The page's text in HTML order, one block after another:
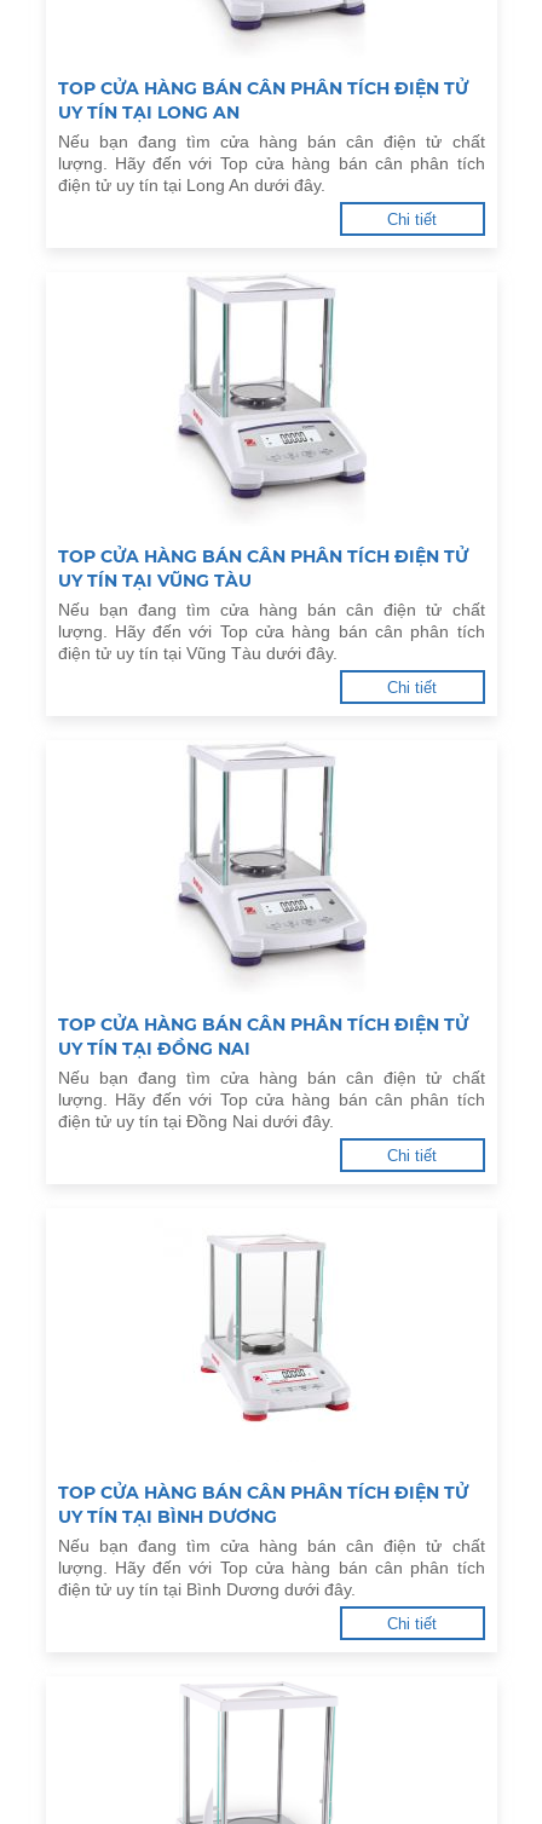
TOP CỬA HÀNG BÁN CÂN PHÂN TÍCH ĐIỆN TỬ
UY TÍN TẠI LONG AN
Nếu bạn đang tìm cửa hàng bán cân điện tử chất
lượng. Hãy đến với Top cửa hàng bán cân phân tích
điện tử uy tín tại Long An dưới đây.
Chi tiết
TOP CỬA HÀNG BÁN CÂN PHÂN TÍCH ĐIỆN TỬ
UY TÍN TẠI VŨNG TÀU
Nếu bạn đang tìm cửa hàng bán cân điện tử chất
lượng. Hãy đến với Top cửa hàng bán cân phân tích
điện tử uy tín tại Vũng Tàu dưới đây.
Chi tiết
TOP CỬA HÀNG BÁN CÂN PHÂN TÍCH ĐIỆN TỬ
UY TÍN TẠI ĐỒNG NAI
Nếu bạn đang tìm cửa hàng bán cân điện tử chất
lượng. Hãy đến với Top cửa hàng bán cân phân tích
điện tử uy tín tại Đồng Nai dưới đây.
Chi tiết
TOP CỬA HÀNG BÁN CÂN PHÂN TÍCH ĐIỆN TỬ
UY TÍN TẠI BÌNH DƯƠNG
Nếu bạn đang tìm cửa hàng bán cân điện tử chất
lượng. Hãy đến với Top cửa hàng bán cân phân tích
điện tử uy tín tại Bình Dương dưới đây.
Chi tiết